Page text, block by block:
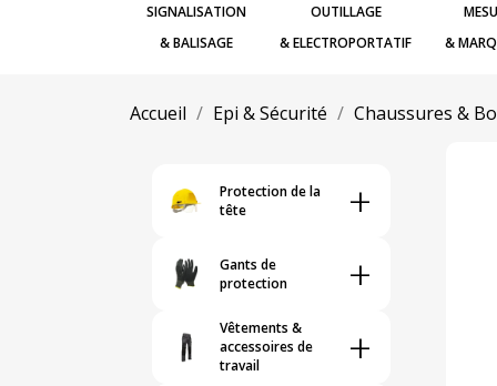
SIGNALISATION
& BALISAGE
OUTILLAGE
& ELECTROPORTATIF
&
Accueil Epi & Sécurité Chaussures &
Protection de la
tête
+
Gants de
protection
+
Vêtements &
accessoires de
travail
+